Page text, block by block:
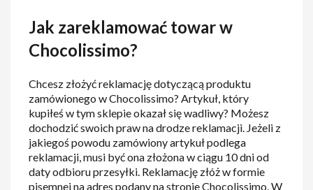
Jak zareklamować towar w
Chocolissimo?
Chcesz złożyć reklamację dotyczącą produktu
zamówionego w Chocolissimo? Artykuł, który
kupiłeś w tym sklepie okazał się wadliwy? Możesz
dochodzić swoich praw na drodze reklamacji. Jeżeli z
jakiegoś powodu zamówiony artykuł podlega
reklamacji, musi być ona złożona w ciągu 10 dni od
daty odbioru przesyłki. Reklamację złóż w formie
pisemnej na adres podany na stronie Chocolissimo. W